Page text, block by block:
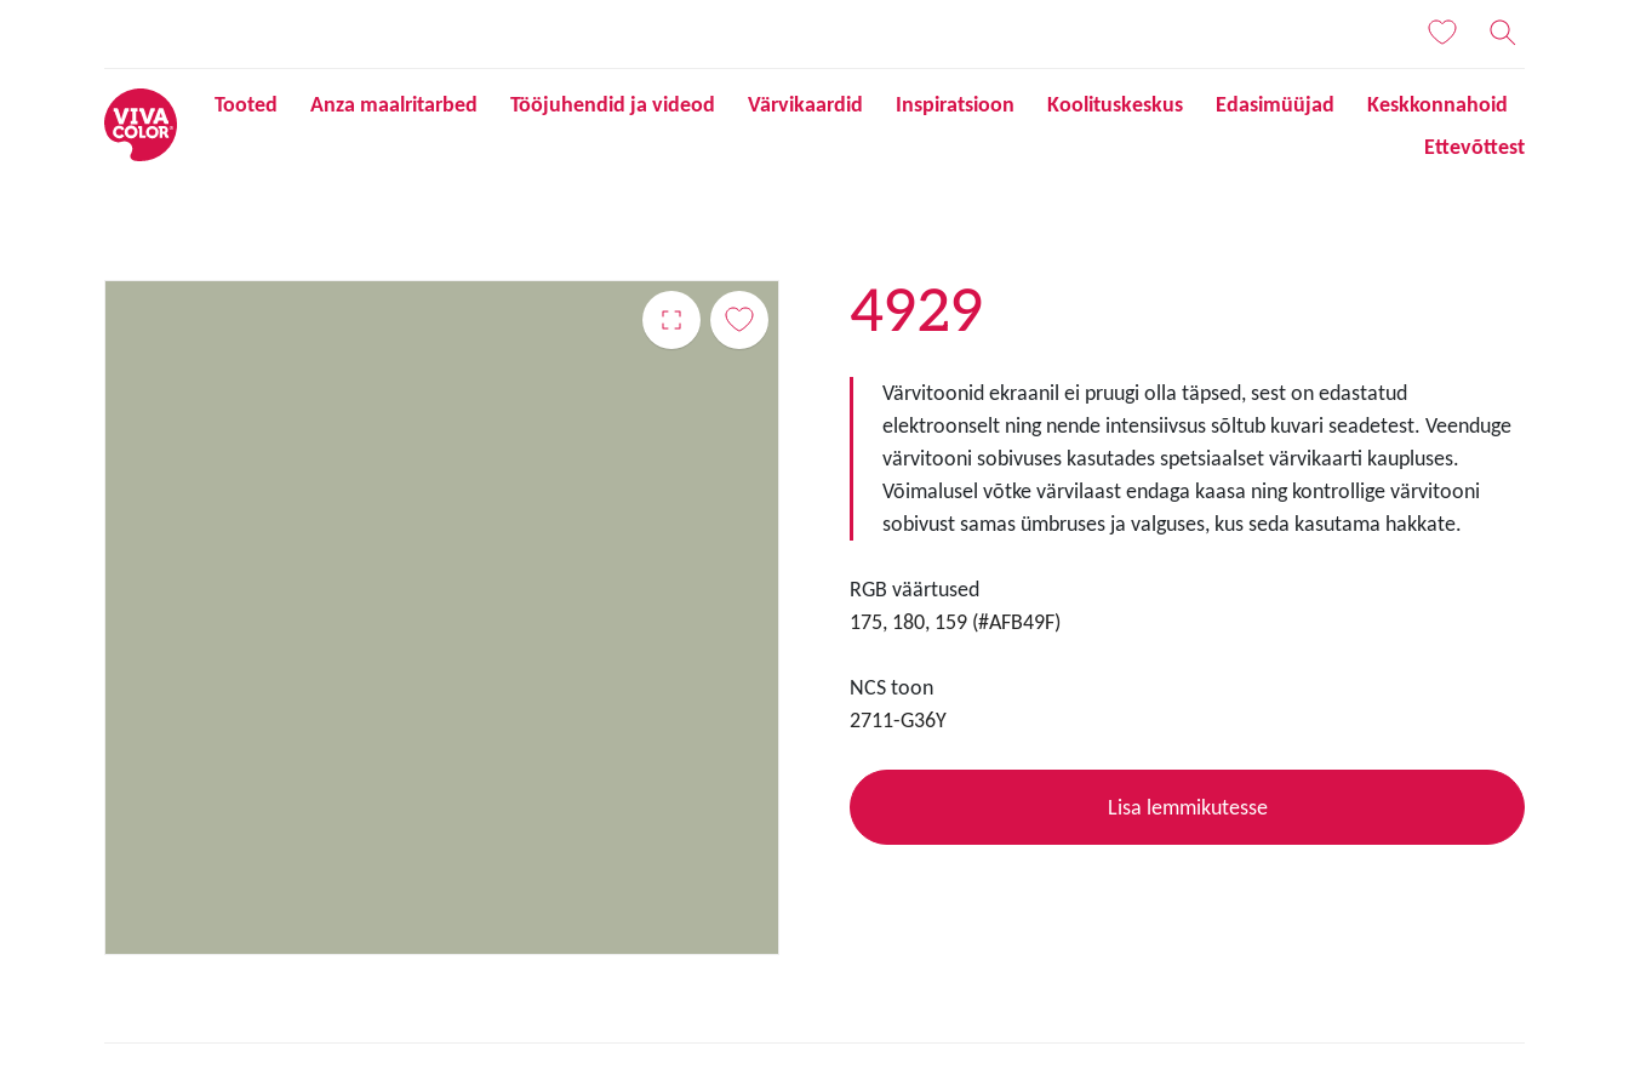
Tooted Anza maalritarbed Tööjuhendid ja videod Värvikaardid Inspiratsioon Koolituskeskus Edasimüüjad
Keskkonnahoid
Ettevõttest
4929
Värvitoonid ekraanil ei pruugi olla täpsed, sest on edastatud
elektroonselt ning nende intensiivsus sõltub kuvari seadetest. Veenduge
värvitooni sobivuses kasutades spetsiaalset värvikaarti kaupluses.
Võimalusel võtke värvilaast endaga kaasa ning kontrollige värvitooni
sobivust samas ümbruses ja valguses, kus seda kasutama hakkate.
RGB väärtused
175, 180, 159 (#AFB49F)
NCS toon
2711-G36Y
Lisa lemmikutesse